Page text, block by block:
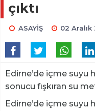
çıktı
ASAYİŞ 02 Aralık
Edirne’de içme suyu
sonucu fışkıran su
Edirne’de içme suyu